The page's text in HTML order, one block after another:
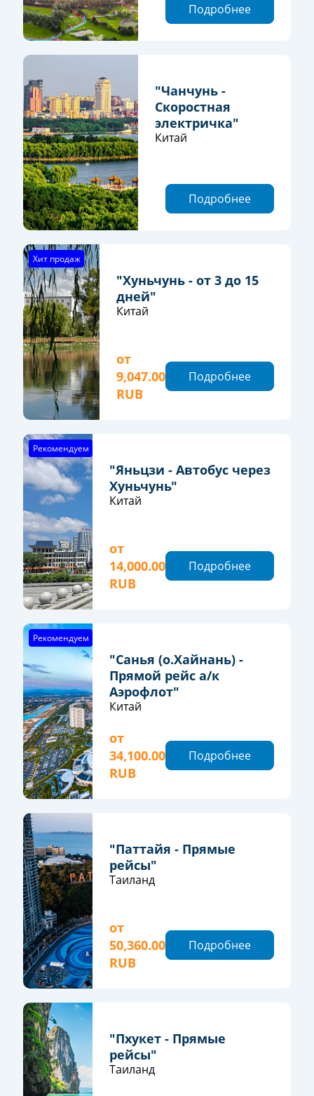
Подробнее
"Чанчунь -
Скоростная
электричка"
Китай
Подробнее
Хит продаж
"Хуньчунь - от 3 до 15
дней"
Китай
от
9,047.00
RUB
Подробнее
Рекомендуем
"Яньцзи - Автобус через
Хуньчунь"
Китай
от
14,000.00
RUB
Подробнее
Рекомендуем
"Санья (о.Хайнань) -
Прямой рейс а/к
Аэрофлот"
Китай
от
34,100.00
RUB
Подробнее
"Паттайя - Прямые
рейсы"
Таиланд
от
50,360.00
RUB
Подробнее
"Пхукет - Прямые
рейсы"
Таиланд